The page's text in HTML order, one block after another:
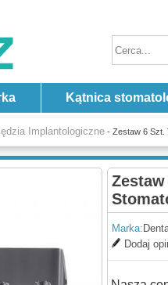
Kątnica
Implantologiczne - Zestaw 6 Szt.
Marka:
Dodaj